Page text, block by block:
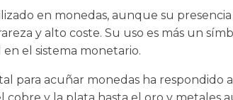
en monedas, aunque su presencia
y alto coste. Su uso es más un
el sistema monetario.
para acuñar monedas ha respondido